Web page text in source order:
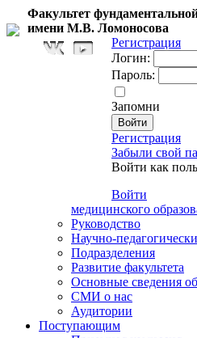
Факультет
имени М.В. Ломоносова
Регистрация
Логин:
Пароль:
Запомни
Регистрация
Забыли свой
Войти как
Войти
медицинского
Руководство
Научно-
Подразделения
Развитие факультета
Основные сведения
СМИ о нас
Аудитории
Поступающим